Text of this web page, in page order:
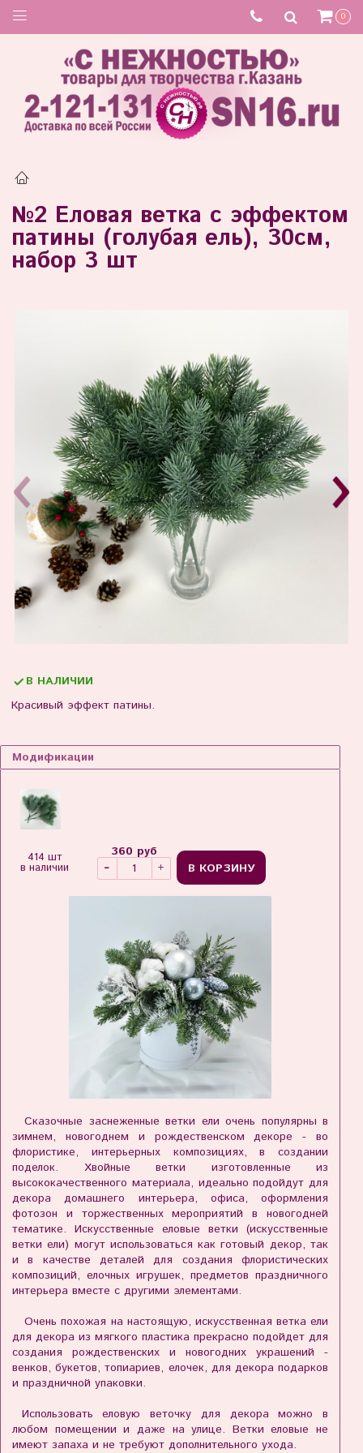
0
№2 Еловая ветка с эффектом
патины (голубая ель), 30см,
набор 3 шт
Красивый эффект патины.
В НАЛИЧИИ
Модификации
414 шт
в наличии
360 руб
В КОРЗИНУ
Сказочные заснеженные ветки ели очень популярны в
зимнем, новогоднем и рождественском декоре - во
флористике, интерьерных композициях, в создании
поделок. Хвойные ветки изготовленные из
высококачественного материала, идеально подойдут для
декора домашнего интерьера, офиса, оформления
фотозон и торжественных мероприятий в новогодней
тематике. Искусственные еловые ветки (искусственные
ветки ели) могут использоваться как готовый декор, так
и в качестве деталей для создания флористических
композиций, елочных игрушек, предметов праздничного
интерьера вместе с другими элементами.
Очень похожая на настоящую, искусственная ветка ели
для декора из мягкого пластика прекрасно подойдет для
создания рождественских и новогодних украшений -
венков, букетов, топиариев, елочек, для декора подарков
и праздничной упаковки.
Использовать еловую веточку для декора можно в
любом помещении и даже на улице. Ветки еловые не
имеют запаха и не требуют дополнительного ухода.